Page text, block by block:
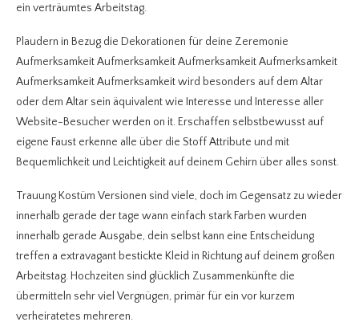
ein verträumtes Arbeitstag.
Plaudern in Bezug die Dekorationen für deine Zeremonie
Aufmerksamkeit Aufmerksamkeit Aufmerksamkeit Aufmerksamkeit
Aufmerksamkeit Aufmerksamkeit wird besonders auf dem Altar
oder dem Altar sein äquivalent wie Interesse und Interesse aller
Website-Besucher werden on it. Erschaffen selbstbewusst auf
eigene Faust erkenne alle über die Stoff Attribute und mit
Bequemlichkeit und Leichtigkeit auf deinem Gehirn über alles sonst.
Trauung Kostüm Versionen sind viele, doch im Gegensatz zu wieder
innerhalb gerade der tage wann einfach stark Farben wurden
innerhalb gerade Ausgabe, dein selbst kann eine Entscheidung
treffen a extravagant bestickte Kleid in Richtung auf deinem großen
Arbeitstag. Hochzeiten sind glücklich Zusammenkünfte die
übermitteln sehr viel Vergnügen, primär für ein vor kurzem
verheiratetes mehreren.